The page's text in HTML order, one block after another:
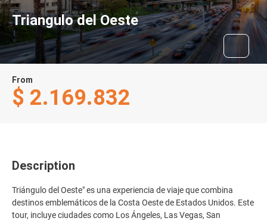
Triangulo del Oeste
From
$ 2.169.832
Description
Triángulo del Oeste" es una experiencia de viaje que combina
destinos emblemáticos de la Costa Oeste de Estados Unidos. Este
tour, incluye ciudades como Los Ángeles, Las Vegas, San